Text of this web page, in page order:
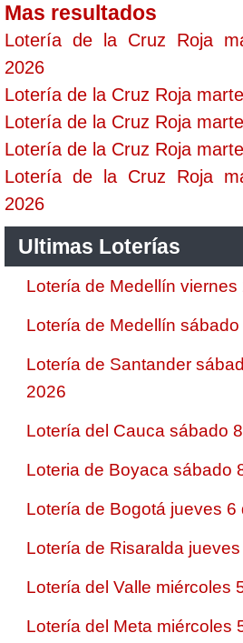
Mas resultados
Lotería de la Cruz Roja
2026
Lotería de la Cruz Roja
Lotería de la Cruz Roja
Lotería de la Cruz Roja
Lotería de la Cruz Roja
2026
Ultimas Loterías
Lotería de Medellín
Lotería de Medellín
Lotería de Santander
2026
Lotería del Cauca sábado
Loteria de Boyaca sábado
Lotería de Bogotá jueves 6
Lotería de Risaralda
Lotería del Valle miércoles
Lotería del Meta miércoles